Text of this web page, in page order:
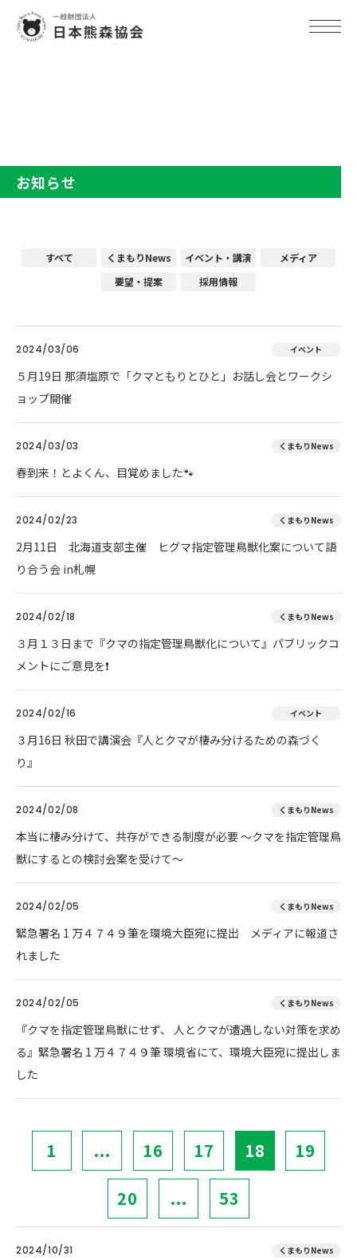
お知らせ
すべて くまもりNews イベント・講演
メディア
要望・提案
採用情報
2024/03/06 イベント
５月19日 那須塩原で「クマともりとひと」お話し会とワークシ
ョップ開催
2024/03/03 くまもりNews
春到来！とよくん、目覚めました🐾
2024/02/23 くまもりNews
2月11日 北海道支部主催 ヒグマ指定管理鳥獣化案について語
り合う会 in札幌
2024/02/18 くまもりNews
３月１３日まで『クマの指定管理鳥獣化について』パブリックコ
メントにご意見を❗
2024/02/16 イベント
３月16日 秋田で講演会『人とクマが棲み分けるための森づく
り』
2024/02/08 くまもりNews
本当に棲み分けて、共存ができる制度が必要 ～クマを指定管理鳥
獣にするとの検討会案を受けて～
2024/02/05 くまもりNews
緊急署名 1 万４７４９筆を環境大臣宛に提出 メディアに報道さ
れました
2024/02/05 くまもりNews
『クマを指定管理鳥獣にせず、 人とクマが遭遇しない対策を求め
る』緊急署名 1 万４７４９筆 環境省にて、環境大臣宛に提出しま
した
1 ... 16 17 18 19
20 ... 53
2024/10/31 くまもりNews